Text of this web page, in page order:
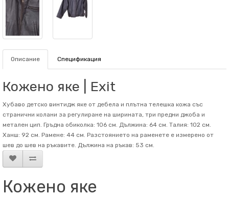
Описание Спецификация
Кожено яке | Exit
Хубаво детско винтидж яке от дебела и плътна телешка кожа със
странични колани за регулиране на ширината, три предни джоба и
метален цип. Гръдна обиколка: 106 см. Дължина: 64 см. Талия: 102 см.
Ханш: 92 см. Рамене: 44 см. Разстоянието на раменете е измерено от
шев до шев на ръкавите. Дължина на ръкав: 53 см.
Кожено яке